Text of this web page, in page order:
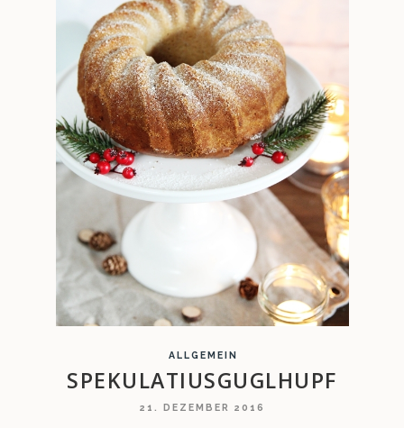
ALLGEMEIN
SPEKULATIUSGUGLHUPF
21. DEZEMBER 2016